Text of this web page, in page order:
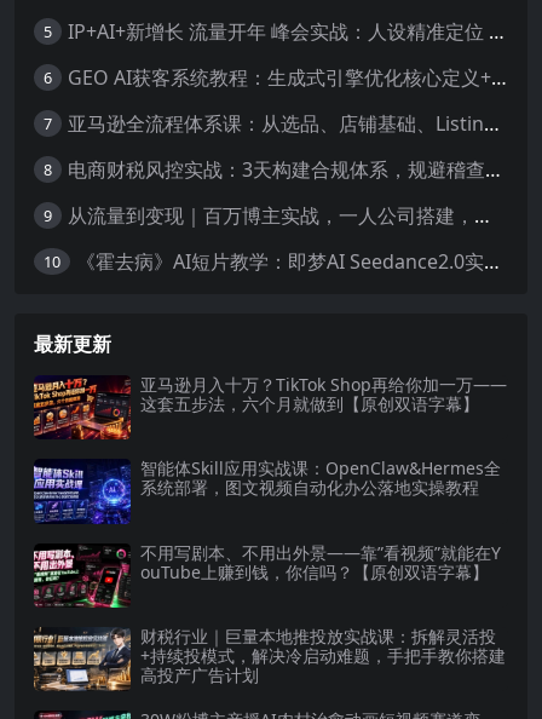
5 IP+AI+新增长 流量开年 峰会实战：人设精准定位 掌握AI技能抢占新时代流量风口
6 GEO AI获客系统教程：生成式引擎优化核心定义+底层原理，抢占AI搜索时代流量红利
7 亚马逊全流程体系课：从选品、店铺基础、Listing搭建、FBA备货、后台操作到站内广告全覆盖教学
8 电商财税风控实战：3天构建合规体系，规避稽查风险，守护企业核心利润
9 从流量到变现｜百万博主实战，一人公司搭建，轻资产放大商业价值
10 《霍去病》AI短片教学：即梦AI Seedance2.0实操，从拍摄到电影级成片全流程
最新更新
亚马逊月入十万？TikTok Shop再给你加一万——
这套五步法，六个月就做到【原创双语字幕】
智能体Skill应用实战课：OpenClaw&Hermes全
系统部署，图文视频自动化办公落地实操教程
不用写剧本、不用出外景——靠”看视频”就能在Y
ouTube上赚到钱，你信吗？【原创双语字幕】
财税行业｜巨量本地推投放实战课：拆解灵活投
+持续投模式，解决冷启动难题，手把手教你搭建
高投产广告计划